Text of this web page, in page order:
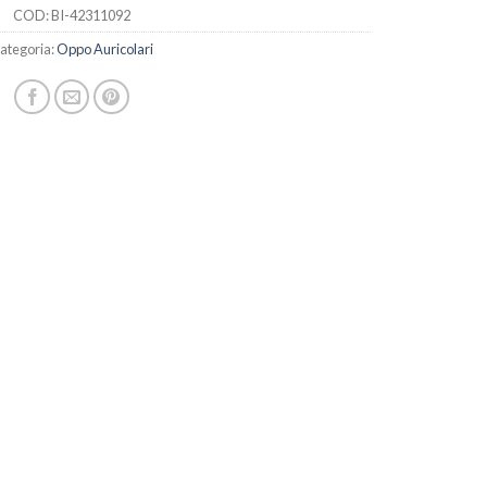
COD:BI-42311092
Oppo Auricolari